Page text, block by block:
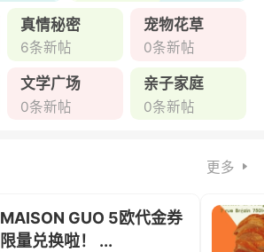
真情秘密
6条新帖
宠物花草
0条新帖
文学广场
0条新帖
亲子家庭
0条新帖
更多
MAISON GUO 5欧代金券
限量兑换啦！ ...